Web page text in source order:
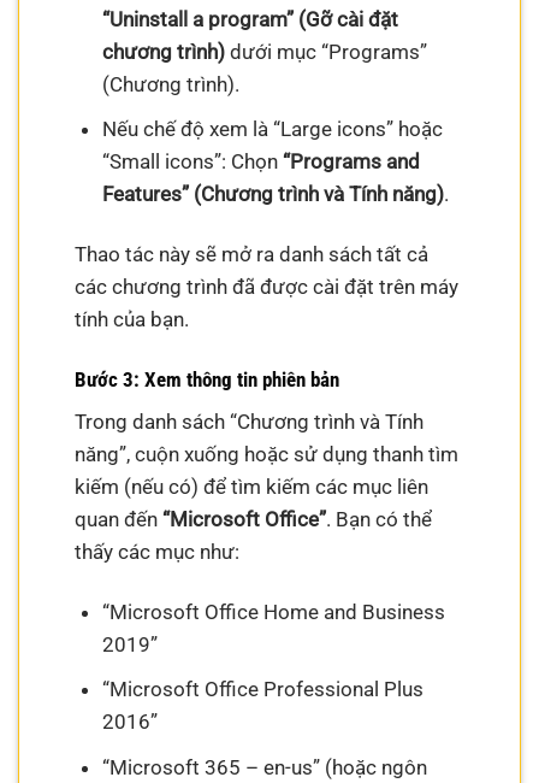
“Uninstall a program” (Gỡ cài đặt
chương trình)dưới mục “Programs”
(Chương trình).
Nếu chế độ xem là “Large icons” hoặc
“Small icons”: Chọn “Programs and
Features” (Chương trình và Tính năng).
Thao tác này sẽ mở ra danh sách tất cả
các chương trình đã được cài đặt trên máy
tính của bạn.
Bước 3: Xem thông tin phiên bản
Trong danh sách “Chương trình và Tính
năng”, cuộn xuống hoặc sử dụng thanh tìm
kiếm (nếu có) để tìm kiếm các mục liên
quan đến“Microsoft Office”. Bạn có thể
thấy các mục như:
“Microsoft Office Home and Business
2019”
“Microsoft Office Professional Plus
2016”
“Microsoft 365 – en-us” (hoặc ngôn